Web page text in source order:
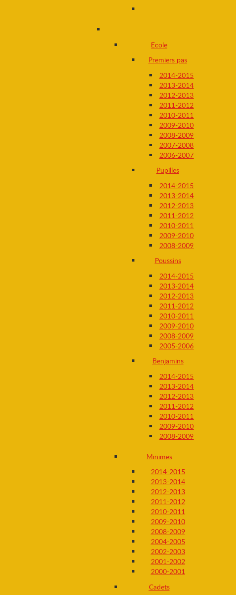
Ecole
Premiers pas
2014-2015
2013-2014
2012-2013
2011-2012
2010-2011
2009-2010
2008-2009
2007-2008
2006-2007
Pupilles
2014-2015
2013-2014
2012-2013
2011-2012
2010-2011
2009-2010
2008-2009
Poussins
2014-2015
2013-2014
2012-2013
2011-2012
2010-2011
2009-2010
2008-2009
2005-2006
Benjamins
2014-2015
2013-2014
2012-2013
2011-2012
2010-2011
2009-2010
2008-2009
Minimes
2014-2015
2013-2014
2012-2013
2011-2012
2010-2011
2009-2010
2008-2009
2004-2005
2002-2003
2001-2002
2000-2001
Cadets